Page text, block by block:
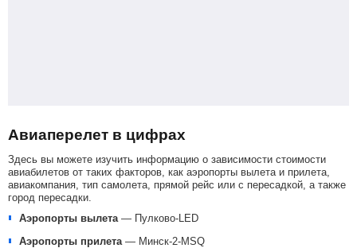
Авиаперелет в цифрах
Здесь вы можете изучить информацию о зависимости стоимости
авиабилетов от таких факторов, как аэропорты вылета и прилета,
авиакомпания, тип самолета, прямой рейс или с пересадкой, а также
город пересадки.
Аэропорты вылета — Пулково-LED
Аэропорты прилета — Минск-2-MSQ